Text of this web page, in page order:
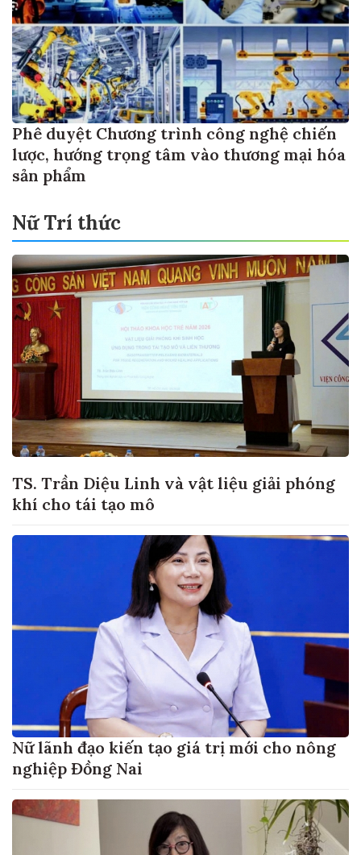
Phê duyệt Chương trình công nghệ chiến
lược, hướng trọng tâm vào thương mại hóa
sản phẩm
Nữ Trí thức
TS. Trần Diệu Linh và vật liệu giải phóng
khí cho tái tạo mô
Nữ lãnh đạo kiến tạo giá trị mới cho nông
nghiệp Đồng Nai